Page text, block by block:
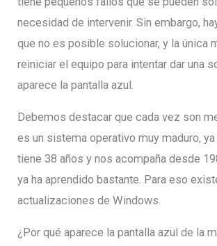
necesidad de intervenir. Sin embargo,
que no es posible solucionar, y la única
reiniciar el equipo para intentar dar una
aparece la pantalla azul.
Debemos destacar que cada vez son
es un sistema operativo muy maduro,
tiene 38 años y nos acompaña desde
ya ha aprendido bastante. Para eso
actualizaciones de Windows.
¿Por qué aparece la pantalla azul de la